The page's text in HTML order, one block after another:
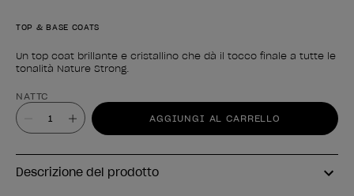
TOP & BASE COATS
Un top coat brillante e cristallino che dà il tocco finale a tutte le
tonalità Nature Strong.
Forma del prodotto
NATTC
Valore AGGIUNGI AL CARRELLO
Descrizione del prodotto